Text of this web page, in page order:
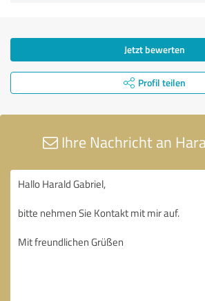
Jetzt bewerten
Profil teilen
Ihre Nachricht an